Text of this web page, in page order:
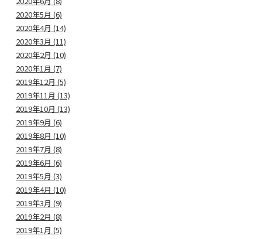
2020年5月 (6)
2020年4月 (14)
2020年3月 (11)
2020年2月 (10)
2020年1月 (7)
2019年12月 (5)
2019年11月 (13)
2019年10月 (13)
2019年9月 (6)
2019年8月 (10)
2019年7月 (8)
2019年6月 (6)
2019年5月 (3)
2019年4月 (10)
2019年3月 (9)
2019年2月 (8)
2019年1月 (5)